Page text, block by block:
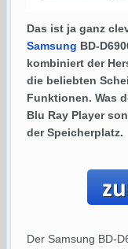
Das ist ja ganz
Samsung BD-
kombiniert der
die beliebten
Funktionen. Was
Blu Ray Player
der Speicherplatz.
Der Samsung BD-